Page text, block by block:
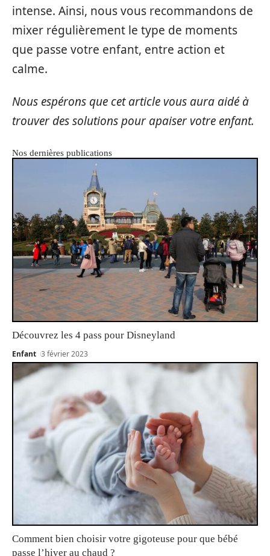
intense. Ainsi, nous vous recommandons de
mixer régulièrement le type de moments
que passe votre enfant, entre action et
calme.
Nous espérons que cet article vous aura aidé à
trouver des solutions pour apaiser votre enfant.
Nos dernières publications
Découvrez les 4 pass pour Disneyland
Enfant 3 février 2023
Comment bien choisir votre gigoteuse pour que bébé
passe l’hiver au chaud ?